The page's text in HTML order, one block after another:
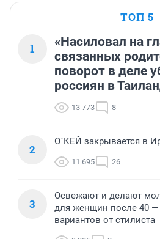
ТОП 5
1
«Насиловал на
связанных
поворот в деле
россиян в
13 773 8
2
О`КЕЙ закрывается в
11 695 26
3
Освежают и делают
для женщин после 40 —
вариантов от стилиста